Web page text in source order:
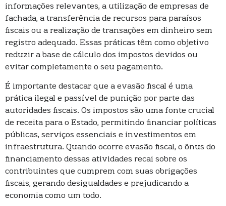
informações relevantes, a utilização de empresas de
fachada, a transferência de recursos para paraísos
fiscais ou a realização de transações em dinheiro sem
registro adequado. Essas práticas têm como objetivo
reduzir a base de cálculo dos impostos devidos ou
evitar completamente o seu pagamento.
É importante destacar que a evasão fiscal é uma
prática ilegal e passível de punição por parte das
autoridades fiscais. Os impostos são uma fonte crucial
de receita para o Estado, permitindo financiar políticas
públicas, serviços essenciais e investimentos em
infraestrutura. Quando ocorre evasão fiscal, o ônus do
financiamento dessas atividades recai sobre os
contribuintes que cumprem com suas obrigações
fiscais, gerando desigualdades e prejudicando a
economia como um todo.